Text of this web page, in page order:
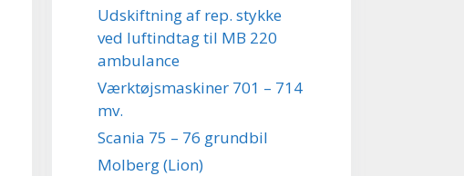
Udskiftning af rep. stykke
ved luftindtag til MB 220
ambulance
Værktøjsmaskiner 701 – 714
mv.
Scania 75 – 76 grundbil
Molberg (Lion)